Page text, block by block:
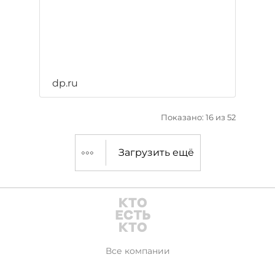
dp.ru
Показано: 16 из 52
Загрузить ещё
Все компании